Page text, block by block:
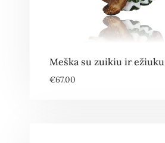
Meška su zuikiu ir ežiuku
€67.00